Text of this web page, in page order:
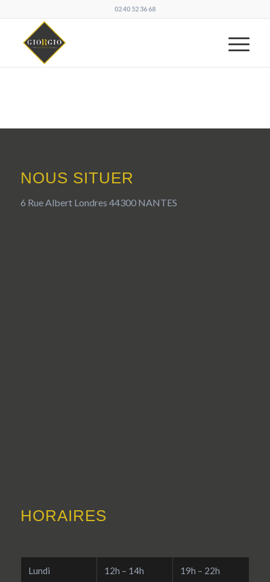
02 40 52 36 68
NOUS SITUER
6 Rue Albert Londres 44300 NANTES
HORAIRES
Lundi 12h – 14h 19h – 22h